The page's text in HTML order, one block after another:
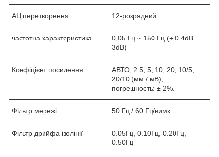
АЦ перетворення 12-розрядний
частотна характеристика
0,05 Гц ~ 150 Гц (+ 0.4dB-
3dB)
Коефіцієнт посилення
АВТО, 2.5, 5, 10, 20, 10/5,
20/10 (мм / мВ),
погрешность: ± 2%.
Фільтр мережі: 50 Гц / 60 Гц/вимк.
Фільтр дрийфа ізолінії
0.05Гц, 0.10Гц, 0.20Гц,
0.50Гц